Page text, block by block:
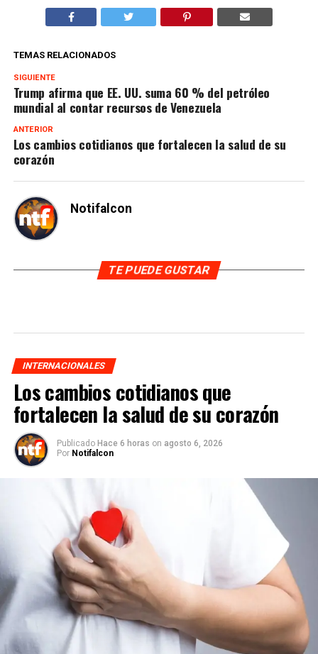
TEMAS RELACIONADOS
SIGUIENTE
Trump afirma que EE. UU. suma 60 % del petróleo
mundial al contar recursos de Venezuela
ANTERIOR
Los cambios cotidianos que fortalecen la salud de su
corazón
Notifalcon
TE PUEDE GUSTAR
INTERNACIONALES
Los cambios cotidianos que
fortalecen la salud de su corazón
Publicado Hace 6 horas on agosto 6, 2026
Por Notifalcon